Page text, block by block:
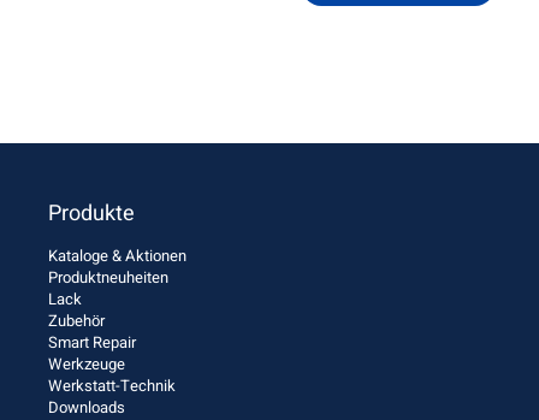
Produkte
Kataloge & Aktionen
Produktneuheiten
Lack
Zubehör
Smart Repair
Werkzeuge
Werkstatt-Technik
Downloads